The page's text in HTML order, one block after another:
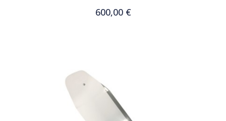
600,00 €
Ajouter au panier